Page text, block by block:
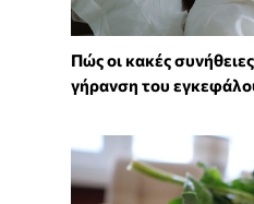
Πώς οι κακές
γήρανση του